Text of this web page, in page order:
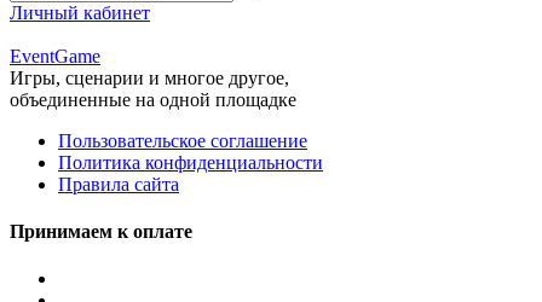
Личный кабинет
EventGame
Игры, сценарии и многое другое,
объединенные на одной площадке
Пользовательское соглашение
Политика конфиденциальности
Правила сайта
Принимаем к оплате